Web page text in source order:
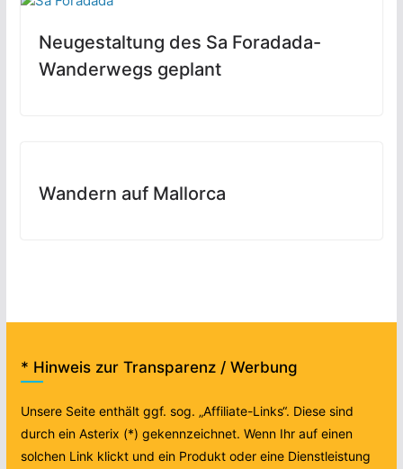
Neugestaltung des Sa Foradada-
Wanderwegs geplant
Wandern auf Mallorca
* Hinweis zur Transparenz / Werbung
Unsere Seite enthält ggf. sog. „Affiliate-Links“. Diese sind
durch ein Asterix (*) gekennzeichnet. Wenn Ihr auf einen
solchen Link klickt und ein Produkt oder eine Dienstleistung